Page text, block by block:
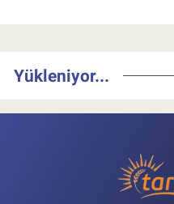
Yükleniyor...